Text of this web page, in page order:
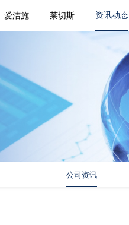
爱洁施 莱切斯 资讯动态
公司资讯